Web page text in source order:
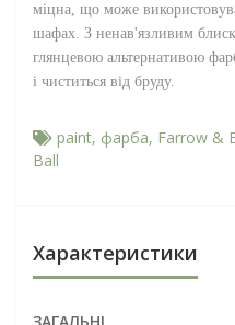
міцна, що може
шафах. З ненав'язливим
глянцевою альтернативою
і чиститься від бруду.
paint, фарба, Farrow &
Ball
Характеристики